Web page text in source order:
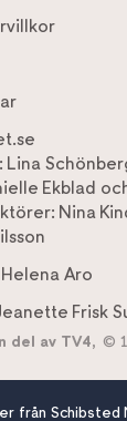
Lina
Ekblad
Nina
Helena Aro
Frisk
del av TV4, ©
från Schibsted